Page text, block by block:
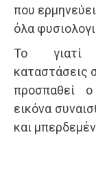
που
όλα
Το γιατί
καταστάσεις
προσπαθεί
εικόνα
και